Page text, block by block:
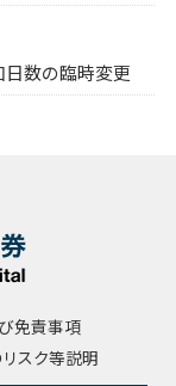
数の臨時変更
免責事項
スク等説明